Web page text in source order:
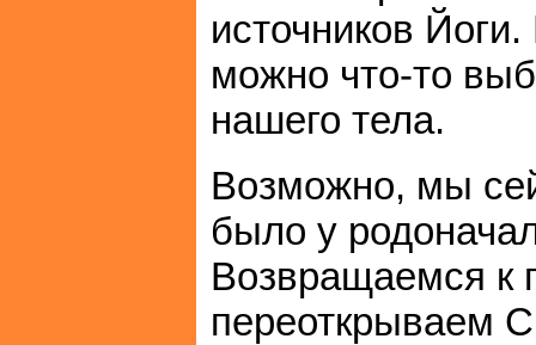
источников
можно что-то
нашего тела.
Возможно, мы
было у
Возвращаемся к
переоткрываем